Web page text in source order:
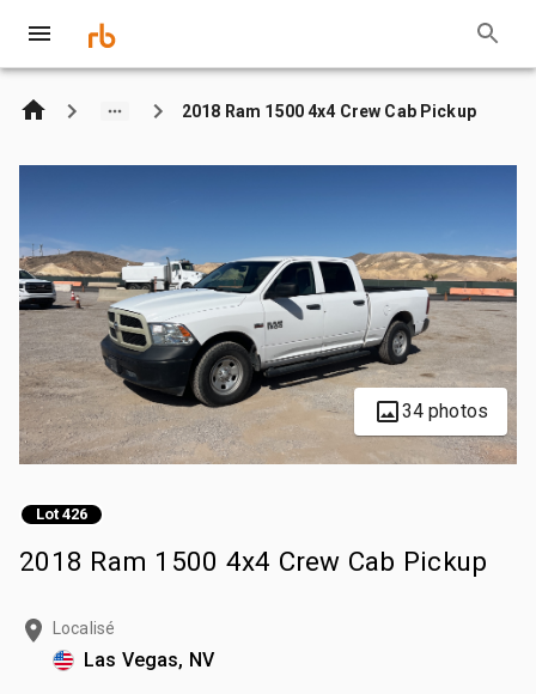
2018 Ram 1500 4x4 Crew Cab Pickup
34 photos
Lot 426
2018 Ram 1500 4x4 Crew Cab Pickup
Localisé
Las Vegas, NV